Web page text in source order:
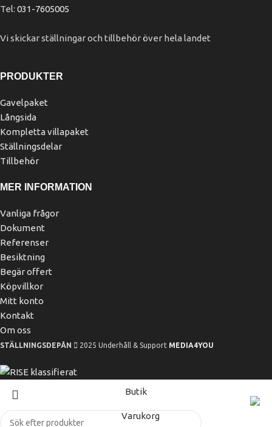
Tel: 031-7605005
Vi skickar ställningar och tillbehör över hela landet
PRODUKTER
Gavelpaket
Långsida
Kompletta villapaket
Ställningsdelar
Tillbehör
MER INFORMATION
Vanliga frågor
Dokument
Referenser
Besiktning
Begär offert
Köpvillkor
Mitt konto
Kontakt
Om oss
STÄLLNINGSDEPÅN 2025 Underhåll & Support MEDIA4YOU
Butik
Varukorg